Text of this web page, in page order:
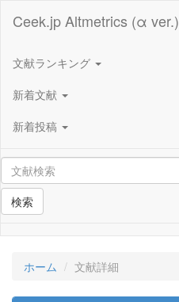
Ceek.jp Altmetrics (α ver.)
文献ランキング
新着文献
新着投稿
検索
ホーム 文献詳細